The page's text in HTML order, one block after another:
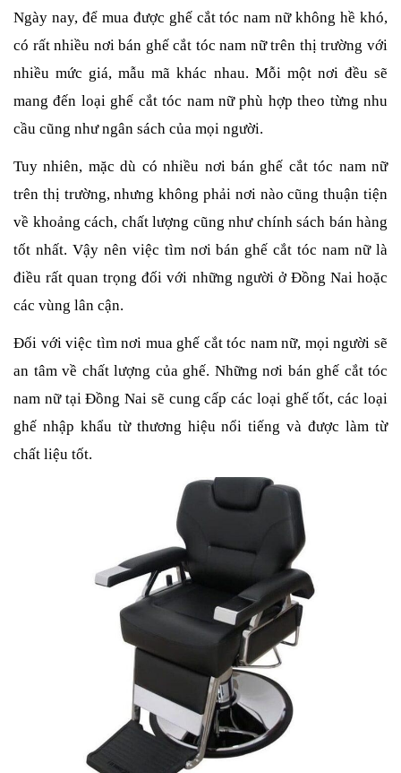
Ngày nay, để mua được ghế cắt tóc nam nữ không hề khó,
có rất nhiều nơi bán ghế cắt tóc nam nữ trên thị trường với
nhiều mức giá, mẫu mã khác nhau. Mỗi một nơi đều sẽ
mang đến loại ghế cắt tóc nam nữ phù hợp theo từng nhu
cầu cũng như ngân sách của mọi người.
Tuy nhiên, mặc dù có nhiều nơi bán ghế cắt tóc nam nữ
trên thị trường, nhưng không phải nơi nào cũng thuận tiện
về khoảng cách, chất lượng cũng như chính sách bán hàng
tốt nhất. Vậy nên việc tìm nơi bán ghế cắt tóc nam nữ là
điều rất quan trọng đối với những người ở Đồng Nai hoặc
các vùng lân cận.
Đối với việc tìm nơi mua ghế cắt tóc nam nữ, mọi người sẽ
an tâm về chất lượng của ghế. Những nơi bán ghế cắt tóc
nam nữ tại Đồng Nai sẽ cung cấp các loại ghế tốt, các loại
ghế nhập khẩu từ thương hiệu nổi tiếng và được làm từ
chất liệu tốt.